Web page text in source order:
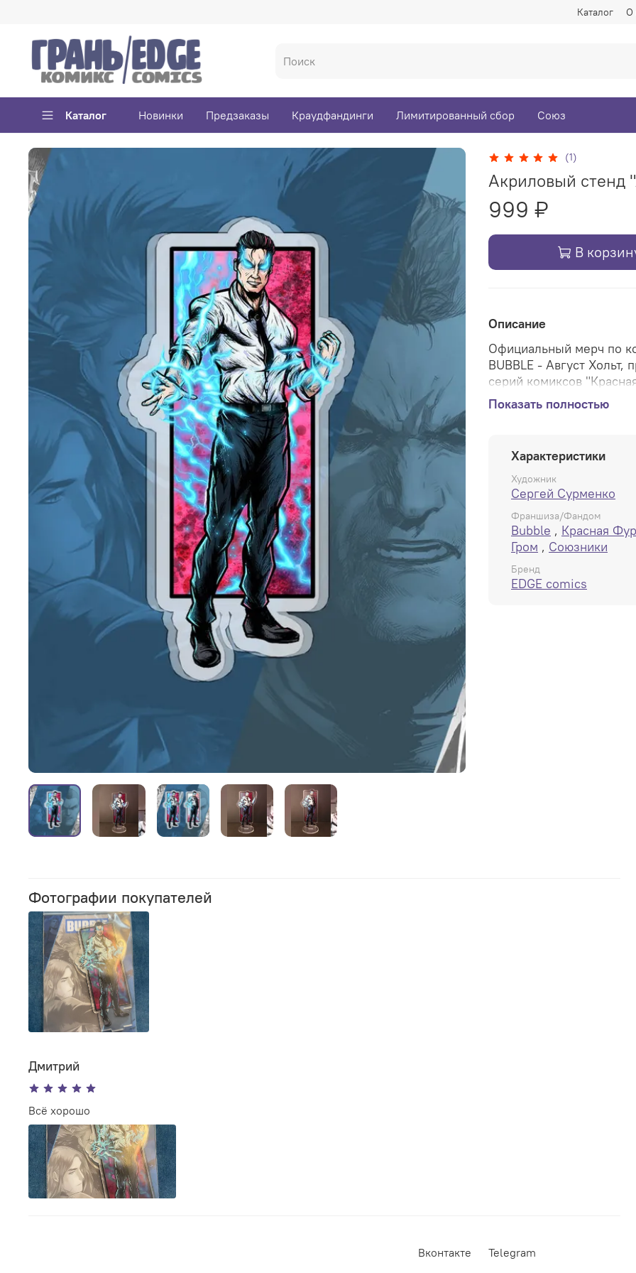
Каталог О
Каталог Новинки Предзаказы Краудфандинги Лимитированный сбор Союз
(1)
Акриловый стенд
999 ₽
В
Описание
Официальный мерч по
BUBBLE - Август
серий комиксов
посмотрите, какой он
Яркие насыщенные
аждый 6 стенд идёт с
костюм), а каждый 13 -
есть шансы получить
У Августа 1:6 это
компании Holt Inc... И с
Показать полностью
Характеристики
Художник
Сергей Сурменко
Франшиза/Фандом
Bubble , Красная
Гром , Союзники
Бренд
EDGE comics
Фотографии покупателей
Дмитрий
Всё хорошо
Вконтакте Telegram